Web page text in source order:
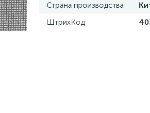
Страна производства
ШтрихКод